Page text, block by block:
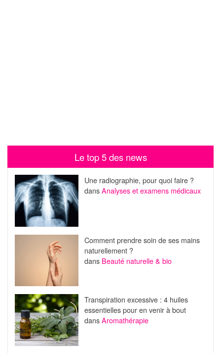
Le top 5 des news
Une radiographie, pour quoi faire ?
dansAnalyses et examens médicaux
Comment prendre soin de ses mains
naturellement ?
dans Beauté naturelle & bio
Transpiration excessive : 4 huiles
essentielles pour en venir à bout
dansAromathérapie